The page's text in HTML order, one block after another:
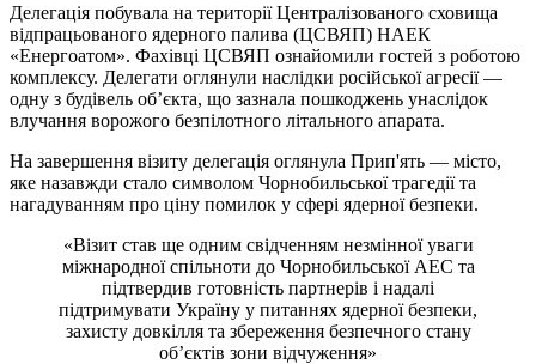
Делегація побувала на території Централізованого сховища
відпрацьованого ядерного палива (ЦСВЯП) НАЕК
«Енергоатом». Фахівці ЦСВЯП ознайомили гостей з роботою
комплексу. Делегати оглянули наслідки російської агресії —
одну з будівель об’єкта, що зазнала пошкоджень унаслідок
влучання ворожого безпілотного літального апарата.
На завершення візиту делегація оглянула Прип'ять — місто,
яке назавжди стало символом Чорнобильської трагедії та
нагадуванням про ціну помилок у сфері ядерної безпеки.
«Візит став ще одним свідченням незмінної уваги
міжнародної спільноти до Чорнобильської АЕС та
підтвердив готовність партнерів і надалі
підтримувати Україну у питаннях ядерної безпеки,
захисту довкілля та збереження безпечного стану
об’єктів зони відчуження»